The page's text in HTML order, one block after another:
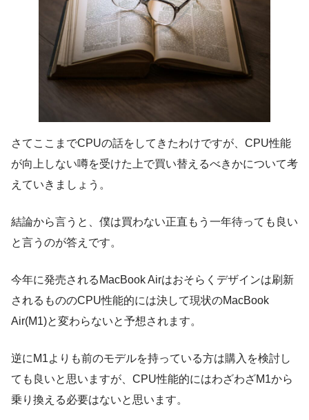
さてここまでCPUの話をしてきたわけですが、CPU性能
が向上しない噂を受けた上で買い替えるべきかについて考
えていきましょう。
結論から言うと、僕は買わない正直もう一年待っても良い
と言うのが答えです。
今年に発売されるMacBook Airはおそらくデザインは刷新
されるもののCPU性能的には決して現状のMacBook
Air(M1)と変わらないと予想されます。
逆にM1よりも前のモデルを持っている方は購入を検討し
ても良いと思いますが、CPU性能的にはわざわざM1から
乗り換える必要はないと思います。